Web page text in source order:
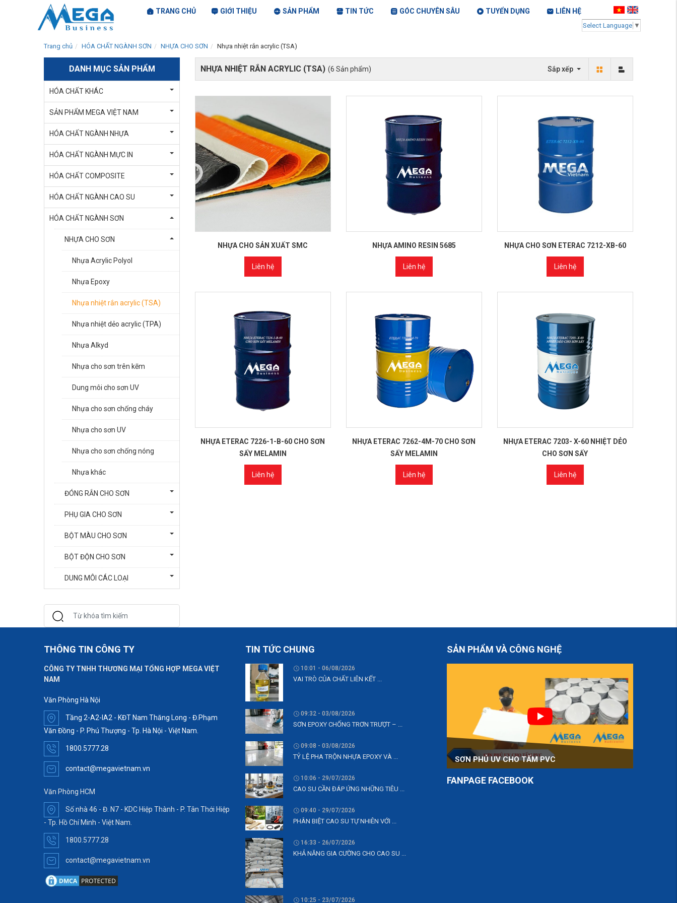
TRANG CHỦ GIỚI THIỆU SẢN PHẨM TIN TỨC GÓC CHUYÊN SÂU TUYỂN DỤNG LIÊN HỆ
Select Language ▼
Trang chủ HÓA CHẤT NGÀNH SƠN NHỰA CHO SƠN Nhựa nhiệt rắn acrylic (TSA)
DANH MỤC SẢN PHẨM
HÓA CHẤT KHÁC
SẢN PHẨM MEGA VIỆT NAM
HÓA CHẤT NGÀNH NHỰA
HÓA CHẤT NGÀNH MỰC IN
HÓA CHẤT COMPOSITE
HÓA CHẤT NGÀNH CAO SU
HÓA CHẤT NGÀNH SƠN
NHỰA CHO SƠN
Nhựa Acrylic Polyol
Nhựa Epoxy
Nhựa nhiệt rắn acrylic (TSA)
Nhựa nhiệt dẻo acrylic (TPA)
Nhựa Alkyd
Nhựa cho sơn trên kẽm
Dung môi cho sơn UV
Nhựa cho sơn chống cháy
Nhựa cho sơn UV
Nhựa cho sơn chống nóng
Nhựa khác
ĐÓNG RẮN CHO SƠN
PHỤ GIA CHO SƠN
BỘT MÀU CHO SƠN
BỘT ĐỘN CHO SƠN
DUNG MÔI CÁC LOẠI
NHỰA NHIỆT RẮN ACRYLIC (TSA) (6 Sản phẩm) Sắp xếp
NHỰA CHO SẢN XUẤT SMC
Liên hệ
NHỰA AMINO RESIN 5685
Liên hệ
NHỰA CHO SƠN ETERAC 7212-XB-60
Liên hệ
NHỰA ETERAC 7226-1-B-60 CHO SƠN
SẤY MELAMIN
Liên hệ
NHỰA ETERAC 7262-4M-70 CHO SƠN
SẤY MELAMIN
Liên hệ
NHỰA ETERAC 7203- X-60 NHIỆT DẺO
CHO SƠN SẤY
Liên hệ
THÔNG TIN CÔNG TY
CÔNG TY TNHH THƯƠNG MẠI TỔNG HỢP MEGA VIỆT
NAM
Văn Phòng Hà Nội
Tầng 2-A2-IA2 - KĐT Nam Thăng Long - Đ.Phạm
Văn Đồng - P. Phú Thượng - Tp. Hà Nội - Việt Nam.
1800.5777.28
contact@megavietnam.vn
Văn Phòng HCM
Số nhà 46 - Đ. N7 - KDC Hiệp Thành - P. Tân Thới Hiệp
- Tp. Hồ Chí Minh - Việt Nam.
1800.5777.28
contact@megavietnam.vn
TIN TỨC CHUNG
10:01 - 06/08/2026
VAI TRÒ CỦA CHẤT LIÊN KẾT ...
09:32 - 03/08/2026
SƠN EPOXY CHỐNG TRƠN TRƯỢT – ...
09:08 - 03/08/2026
TỶ LỆ PHA TRỘN NHỰA EPOXY VÀ ...
10:06 - 29/07/2026
CAO SU CẦN ĐÁP ỨNG NHỮNG TIÊU ...
09:40 - 29/07/2026
PHÂN BIỆT CAO SU TỰ NHIÊN VỚI ...
16:33 - 26/07/2026
KHẢ NĂNG GIA CƯỜNG CHO CAO SU ...
10:25 - 23/07/2026
SẢN PHẨM VÀ CÔNG NGHỆ
SƠN PHỦ UV CHO TẤM PVC
FANPAGE FACEBOOK